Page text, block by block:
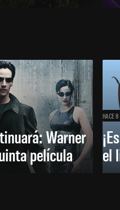
Warner
película
HACE
el